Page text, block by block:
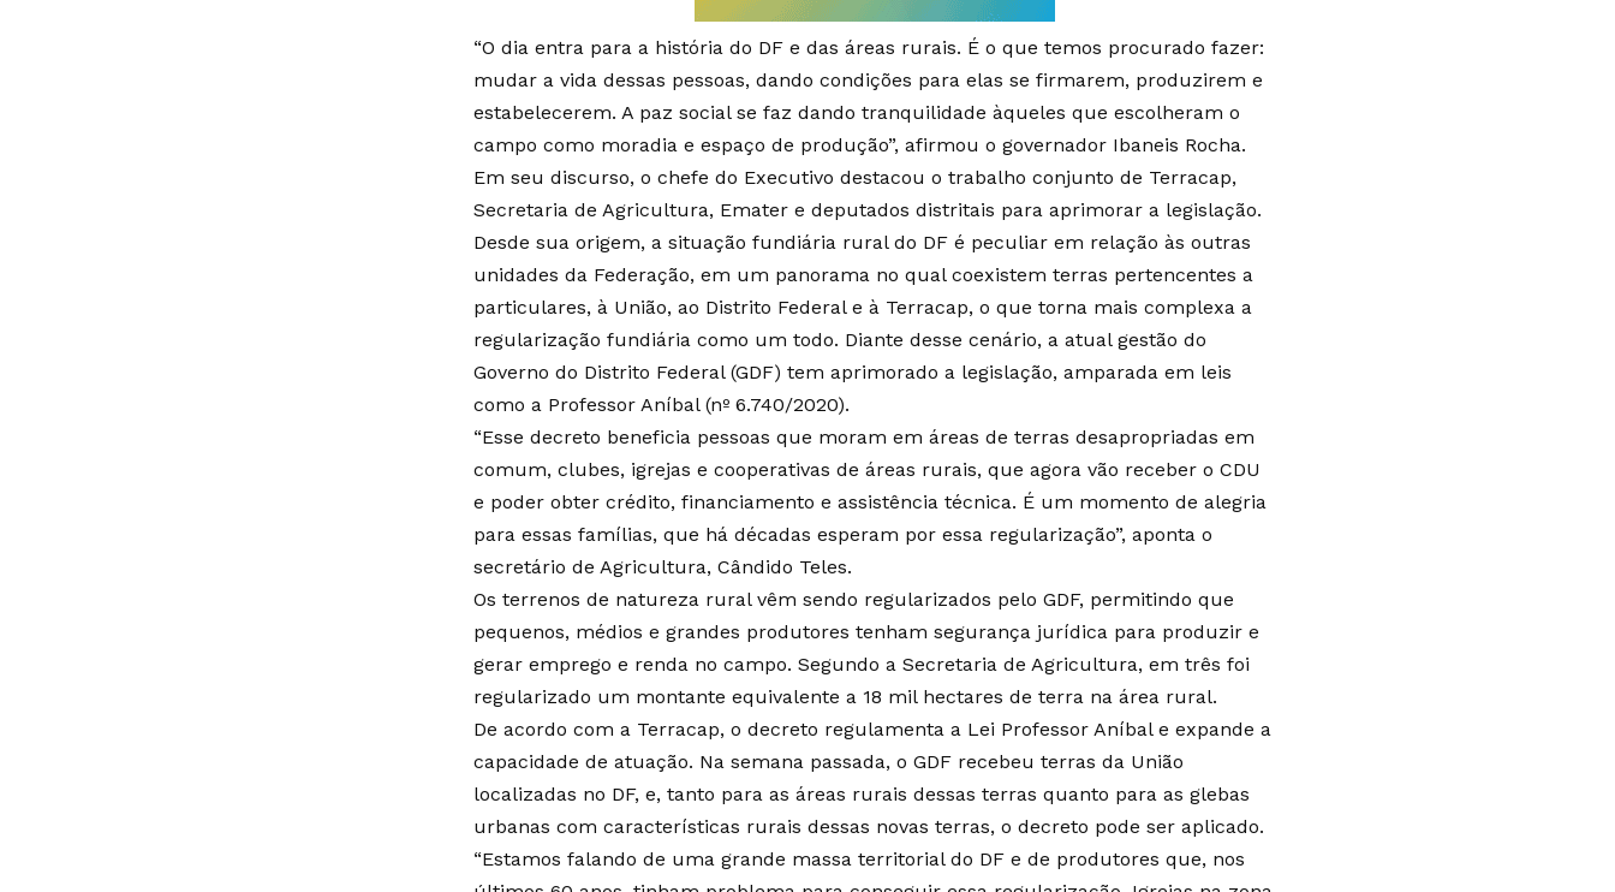
“O dia entra para a história do DF e das áreas rurais. É o que temos procurado fazer:
mudar a vida dessas pessoas, dando condições para elas se firmarem, produzirem e
estabelecerem. A paz social se faz dando tranquilidade àqueles que escolheram o
campo como moradia e espaço de produção”, afirmou o governador Ibaneis Rocha.
Em seu discurso, o chefe do Executivo destacou o trabalho conjunto de Terracap,
Secretaria de Agricultura, Emater e deputados distritais para aprimorar a legislação.
Desde sua origem, a situação fundiária rural do DF é peculiar em relação às outras
unidades da Federação, em um panorama no qual coexistem terras pertencentes a
particulares, à União, ao Distrito Federal e à Terracap, o que torna mais complexa a
regularização fundiária como um todo. Diante desse cenário, a atual gestão do
Governo do Distrito Federal (GDF) tem aprimorado a legislação, amparada em leis
como a Professor Aníbal (nº 6.740/2020).
“Esse decreto beneficia pessoas que moram em áreas de terras desapropriadas em
comum, clubes, igrejas e cooperativas de áreas rurais, que agora vão receber o CDU
e poder obter crédito, financiamento e assistência técnica. É um momento de alegria
para essas famílias, que há décadas esperam por essa regularização”, aponta o
secretário de Agricultura, Cândido Teles.
Os terrenos de natureza rural vêm sendo regularizados pelo GDF, permitindo que
pequenos, médios e grandes produtores tenham segurança jurídica para produzir e
gerar emprego e renda no campo. Segundo a Secretaria de Agricultura, em três foi
regularizado um montante equivalente a 18 mil hectares de terra na área rural.
De acordo com a Terracap, o decreto regulamenta a Lei Professor Aníbal e expande a
capacidade de atuação. Na semana passada, o GDF recebeu terras da União
localizadas no DF, e, tanto para as áreas rurais dessas terras quanto para as glebas
urbanas com características rurais dessas novas terras, o decreto pode ser aplicado.
“Estamos falando de uma grande massa territorial do DF e de produtores que, nos